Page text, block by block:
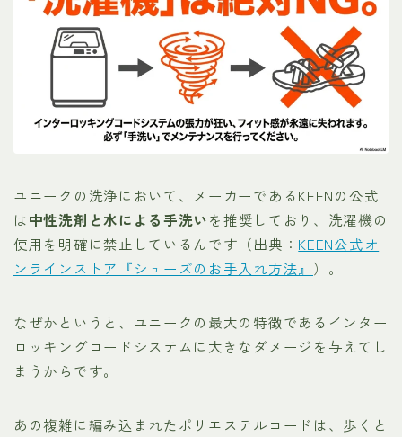
ユニークの洗浄において、メーカーであるKEENの公式
は中性洗剤と水による手洗いを推奨しており、洗濯機の
使用を明確に禁止しているんです（出典： KEEN公式オ
ンラインストア『シューズのお手入れ方法』 ）。
なぜかというと、ユニークの最大の特徴であるインター
ロッキングコードシステムに大きなダメージを与えてし
まうからです。
あの複雑に編み込まれたポリエステルコードは、歩くと